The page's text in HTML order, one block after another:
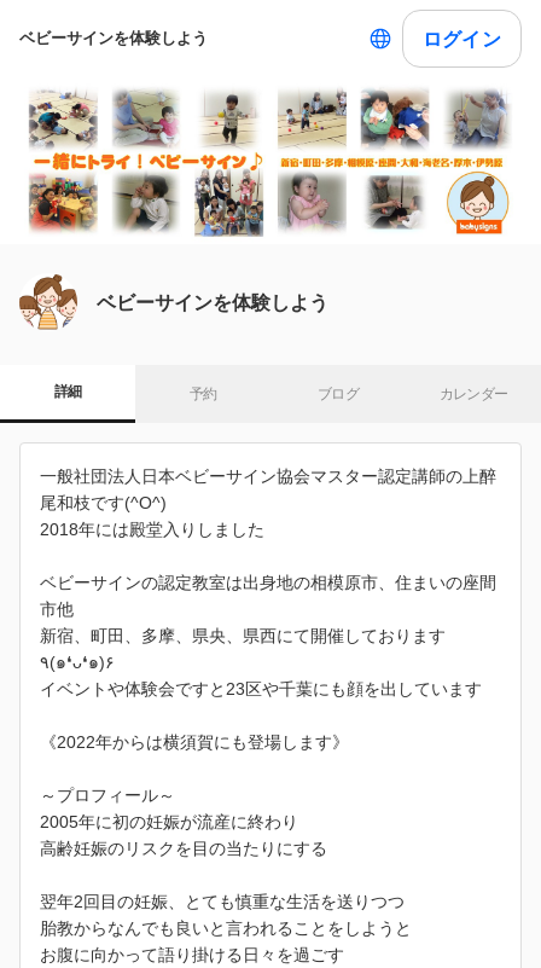
ベビーサインを体験しよう ログイン
ベビーサインを体験しよう
詳細 予約 ブログ カレンダー
一般社団法人日本ベビーサイン協会マスター認定講師の上醉
尾和枝です(^O^)
2018年には殿堂入りしました
ベビーサインの認定教室は出身地の相模原市、住まいの座間
市他
新宿、町田、多摩、県央、県西にて開催しております
٩(๑❛ᴗ❛๑)۶
イベントや体験会ですと23区や千葉にも顔を出しています
《2022年からは横須賀にも登場します》
～プロフィール～
2005年に初の妊娠が流産に終わり
高齢妊娠のリスクを目の当たりにする
翌年2回目の妊娠、とても慎重な生活を送りつつ
胎教からなんでも良いと言われることをしようと
お腹に向かって語り掛ける日々を過ごす